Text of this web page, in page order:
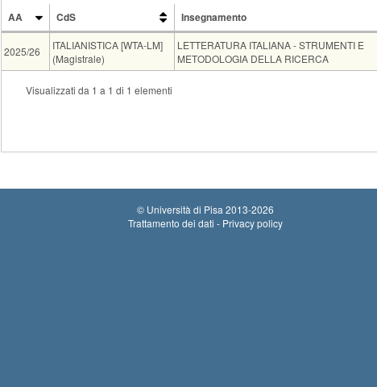
AA CdS Insegnamento
CdS Insegnamento
2025/26
ITALIANISTICA [WTA-LM]
(Magistrale)
LETTERATURA ITALIANA - STRUMENTI E
METODOLOGIA DELLA RICERCA
Mutuazione
LINGUE, LETTERATURE E FILOLOGIE EURO - AMERICANE [WLU-LM]
Visualizzati da 1 a 1 di 1 elementi
© Università di Pisa 2013-2026
Trattamento dei dati - Privacy policy